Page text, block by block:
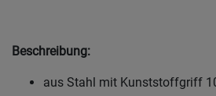
Beschreibung:
aus Stahl mit Kunststoffgriff